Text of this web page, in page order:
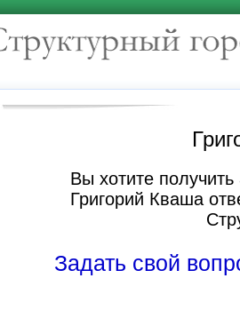
Вы хотите
Григорий Кваша
Задать свой